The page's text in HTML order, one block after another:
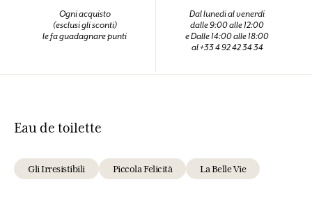
Ogni acquisto
(esclusi gli sconti)
le fa guadagnare punti
Dal lunedi al venerdi
dalle 9:00 alle 12:00
e Dalle 14:00 alle 18:00
al +33 4 92 42 34 34
Eau de toilette
Gli Irresistibili Piccola Felicità La Belle Vie